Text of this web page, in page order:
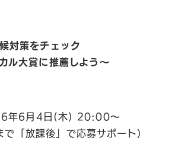
対策をチェック
ル大賞に推薦しよう〜
年6月4日(木) 20:00〜
「放課後」で応募サポート）